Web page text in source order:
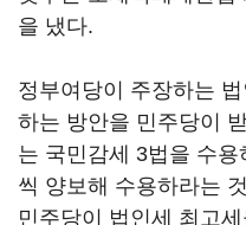
을 냈다.
정부여당이 주장하는
하는 방안을 민주당이
는 국민감세 3법을 수
씩 양보해 수용하라는
민주당이 법인세 최고